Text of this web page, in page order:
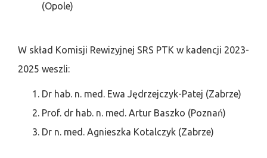
(Opole)
W skład Komisji Rewizyjnej SRS PTK w kadencji 2023-
2025 weszli:
Dr hab. n. med. Ewa Jędrzejczyk-Patej (Zabrze)
Prof. dr hab. n. med. Artur Baszko (Poznań)
Dr n. med. Agnieszka Kotalczyk (Zabrze)